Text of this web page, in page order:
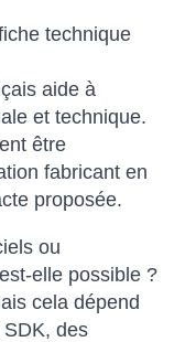
technique
aide à
et technique.
être
fabricant en
proposée.
ou
elle possible ?
cela dépend
des